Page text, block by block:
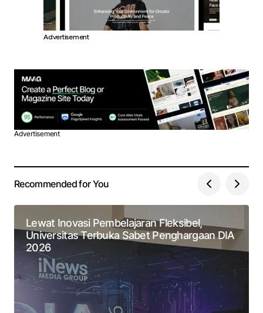
Advertisement
Advertisement
Recommended for You
Lewat Inovasi Pembelajaran Fleksibel,
Universitas Terbuka Sabet Penghargaan DIA
2026